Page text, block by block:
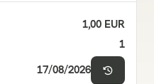
1,00 EUR
1
17/08/2026